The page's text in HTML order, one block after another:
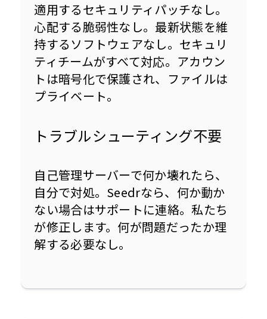
適用するセキュリティパッチなし。
心配する脆弱性なし。最新状態を維
持するソフトウェアなし。セキュリ
ティチームがすべて対応。アカウン
トは暗号化で保護され、ファイルは
プライベート。
トラブルシューティング不要
自己管理サーバーで何か壊れたら、
自分で対処。Seedrなら、何か動か
ない場合はサポートに連絡。私たち
が修正します。何が問題だったか理
解する必要なし。